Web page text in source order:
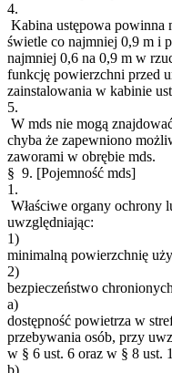
4.
Kabina ustępowa
świetle co najmniej 0,9 m i
najmniej 0,6 na 0,9 m w
funkcję powierzchni przed
zainstalowania w kabinie
5.
W mds nie mogą
chyba że zapewniono
zaworami w obrębie mds.
§ 9. [Pojemność mds]
1.
Właściwe organy ochrony
uwzględniając:
1)
minimalną powierzchnię
2)
bezpieczeństwo
a)
dostępność powietrza w
przebywania osób, przy
w § 6 ust. 6 oraz w § 8 ust.
b)